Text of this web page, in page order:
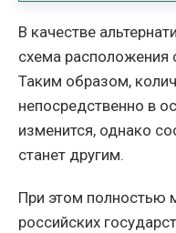
В качестве
схема
Таким образом,
непосредственно в
изменится, однако
станет другим.
При этом полностью
российских